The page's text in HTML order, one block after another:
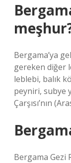
Bergama’ya
gereken diğer
leblebi, balık
peyniri, subye
Çarşısı’nın
Bergama Gezi